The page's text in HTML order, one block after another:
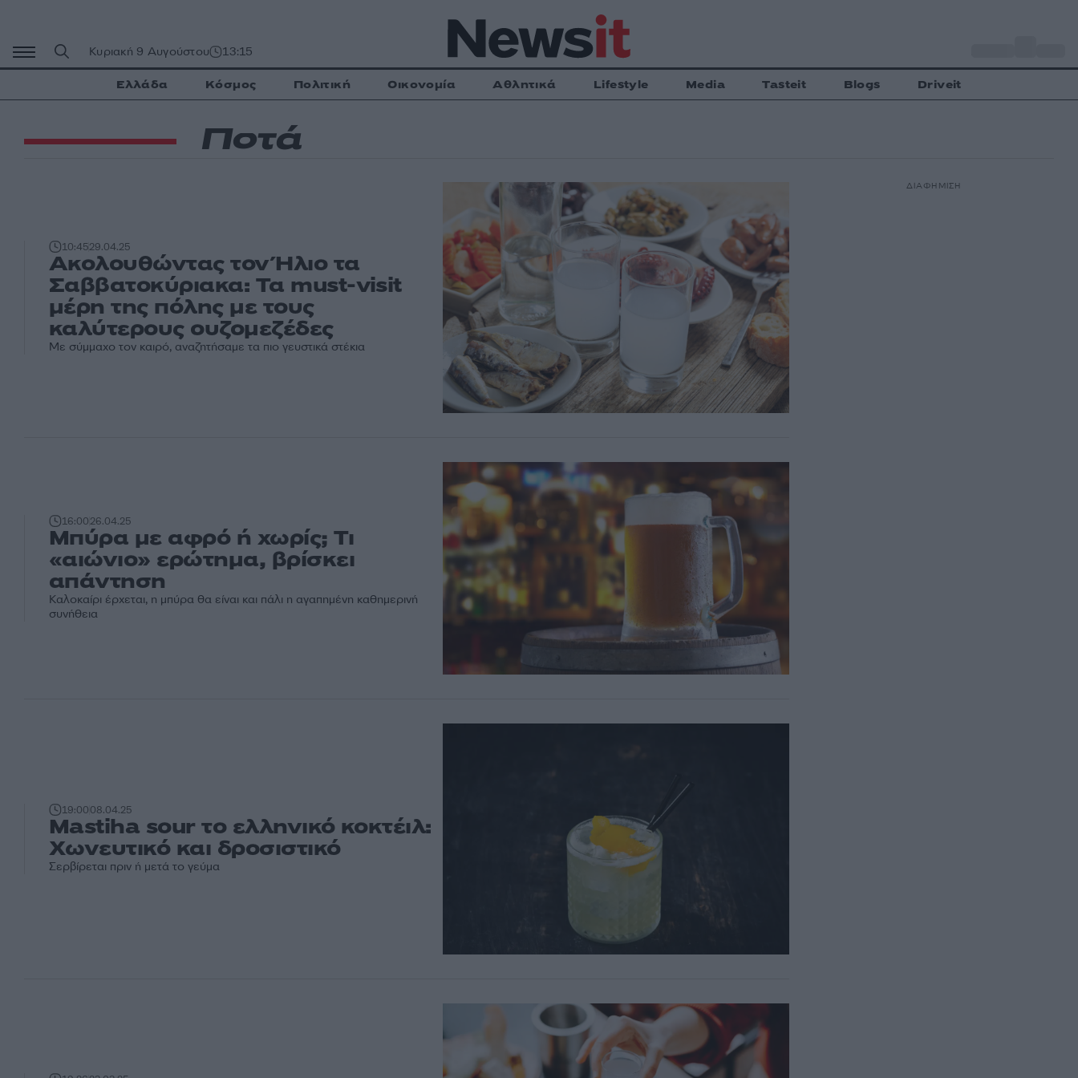
περιεχόμενο
Κυριακή 9 Αυγούστου 13:15
Ελλάδα Κόσμος Πολιτική Οικονομία Αθλητικά Lifestyle Media Tasteit Blogs Driveit
Ποτά
10:4529.04.25
Ακολουθώντας τον Ήλιο τα
Σαββατοκύριακα: Τα must-visit
μέρη της πόλης με τους
καλύτερους ουζομεζέδες
Με σύμμαχο τον καιρό, αναζητήσαμε τα πιο γευστικά στέκια
16:0026.04.25
Μπύρα με αφρό ή χωρίς; Τι
«αιώνιο» ερώτημα, βρίσκει
απάντηση
Καλοκαίρι έρχεται, η μπύρα θα είναι και πάλι η αγαπημένη καθημερινή
συνήθεια
19:0008.04.25
Mastiha sour το ελληνικό κοκτέιλ:
Χωνευτικό και δροσιστικό
Σερβίρεται πριν ή μετά το γεύμα
ΔΙΑΦΗΜΙΣΗ